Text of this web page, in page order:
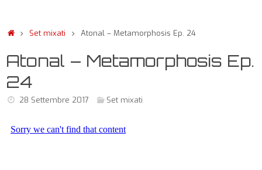
Set mixati Atonal – Metamorphosis Ep. 24
Atonal – Metamorphosis Ep.
24
28 Settembre 2017 Set mixati